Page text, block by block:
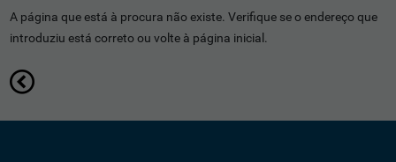
A página que está à procura não existe. Verifique se o endereço que
introduziu está correto ou volte à página inicial.